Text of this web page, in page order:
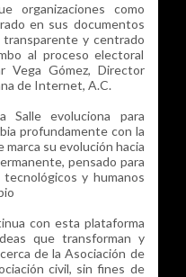
organizaciones como
en sus documentos
transparente y centrado
al proceso electoral
Vega Gómez, Director
de Internet, A.C.
Salle evoluciona para
profundamente con la
marca su evolución hacia
pensado para
y humanos
con esta plataforma
que transforman y
de la Asociación de
civil, sin fines de